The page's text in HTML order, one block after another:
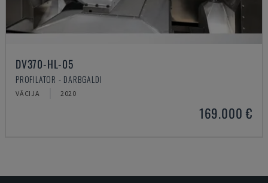
DV370-HL-05
PROFILATOR - DARBGALDI
VĀCIJA 2020
169.000 €